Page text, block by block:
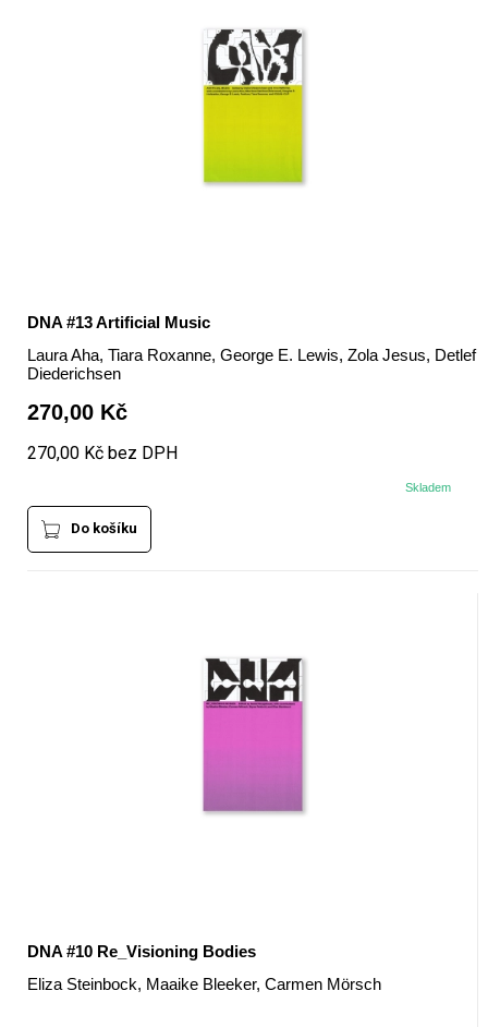
DNA #13 Artificial Music
Laura Aha, Tiara Roxanne, George E. Lewis, Zola Jesus, Detlef
Diederichsen
270,00 Kč
270,00 Kč bez DPH
Skladem
Do košíku
DNA #10 Re_Visioning Bodies
Eliza Steinbock, Maaike Bleeker, Carmen Mörsch